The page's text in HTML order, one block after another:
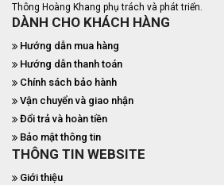
Thông Hoàng Khang phụ trách và phát triển.
DÀNH CHO KHÁCH HÀNG
Hướng dẫn mua hàng
Hướng dẫn thanh toán
Chính sách bảo hành
Vận chuyển và giao nhận
Đổi trả và hoàn tiền
Bảo mật thông tin
THÔNG TIN WEBSITE
Giới thiệu